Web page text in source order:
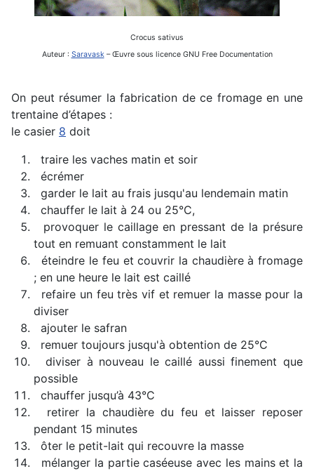
Crocus sativus
Auteur : Saravask– Œuvre sous licence GNU Free Documentation
On peut résumer la fabrication de ce fromage en une
trentaine d’étapes :
le casier 8 doit
traire les vaches matin et soir
écrémer
garder le lait au frais jusqu'au lendemain matin
chauffer le lait à 24 ou 25°C,
provoquer le caillage en pressant de la présure
tout en remuant constamment le lait
éteindre le feu et couvrir la chaudière à fromage
; en une heure le lait est caillé
refaire un feu très vif et remuer la masse pour la
diviser
ajouter le safran
remuer toujours jusqu'à obtention de 25°C
diviser à nouveau le caillé aussi finement que
possible
chauffer jusqu’à 43°C
retirer la chaudière du feu et laisser reposer
pendant 15 minutes
ôter le petit-lait qui recouvre la masse
mélanger la partie caséeuse avec les mains et la